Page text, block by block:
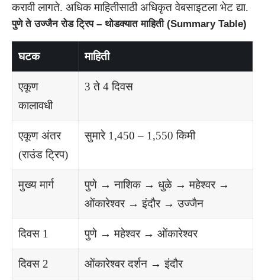
करावी लागते. अधिक माहितीसाठी अधिकृत वेबसाइटला भेट द्या.
पुणे ते उज्जैन रोड ट्रिप – थोडक्यात माहिती (Summary Table)
घटक माहिती
एकूण
कालावधी
3 ते 4 दिवस
एकूण अंतर
(राउंड ट्रिप)
सुमारे 1,450 – 1,550 किमी
मुख्य मार्ग
पुणे → नाशिक → धुळे → महेश्वर →
ओंकारेश्वर → इंदौर → उज्जैन
दिवस 1 पुणे → महेश्वर → ओंकारेश्वर
दिवस 2 ओंकारेश्वर दर्शन → इंदौर